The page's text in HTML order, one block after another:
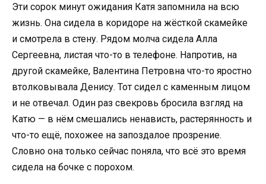
Эти сорок минут ожидания Катя запомнила на всю
жизнь. Она сидела в коридоре на жёсткой скамейке
и смотрела в стену. Рядом молча сидела Алла
Сергеевна, листая что-то в телефоне. Напротив, на
другой скамейке, Валентина Петровна что-то яростно
втолковывала Денису. Тот сидел с каменным лицом
и не отвечал. Один раз свекровь бросила взгляд на
Катю — в нём смешались ненависть, растерянность и
что-то ещё, похожее на запоздалое прозрение.
Словно она только сейчас поняла, что всё это время
сидела на бочке с порохом.